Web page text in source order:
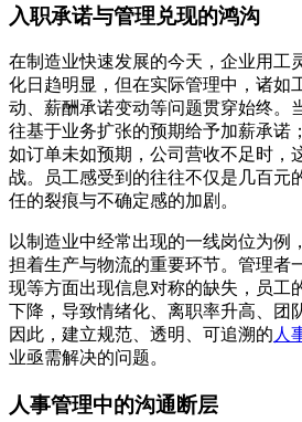
入职承诺与管理兑现的鸿沟
在制造业快速发展的今天，企业用工
化日趋明显，但在实际管理中，诸如
动、薪酬承诺变动等问题贯穿始终。
往基于业务扩张的预期给予加薪承诺
如订单未如预期，公司营收不足时，
战。员工感受到的往往不仅是几百元
任的裂痕与不确定感的加剧。
以制造业中经常出现的一线岗位为例
担着生产与物流的重要环节。管理者
现等方面出现信息对称的缺失，员工
下降，导致情绪化、离职率升高、团
因此，建立规范、透明、可追溯的人
业亟需解决的问题。
人事管理中的沟通断层